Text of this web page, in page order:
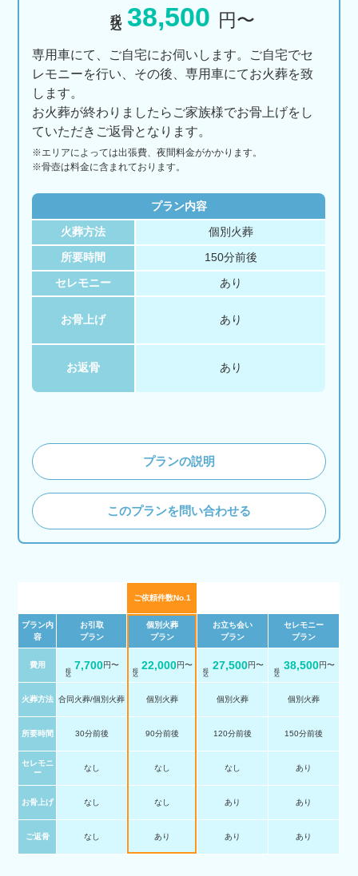
38,500 円〜
専用車にて、ご自宅にお伺いします。ご自宅でセ
レモニーを行い、その後、専用車にてお火葬を致
します。
お火葬が終わりましたらご家族様でお骨上げをし
ていただきご返骨となります。
※エリアに よっては出張費、夜間料金がかかります。
※骨壺は料金に含まれております。
プラン内容
火葬方法 個別火葬
所要時間 150分前後
セレモニー あり
お骨上げ あり
お返骨 あり
プランの説明
このプランを問い合わせる
ご依頼件数No.1
プラン内
容
お引取
プラン
個別火葬
プラン
お立ち会い
プラン
セレモニー
プラン
費用 7,700円〜 22,000円〜 27,500円〜 38,500円〜
火葬方法 合同火葬/個別火葬 個別火葬 個別火葬 個別火葬
所要時間 30分前後 90分前後 120分前後 150分前後
セレモニ
ー
なし なし なし あり
お骨上げ なし なし あり あり
ご返骨 なし あり あり あり